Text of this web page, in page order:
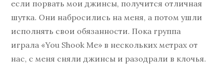
если порвать мои джинсы, получится отличная
шутка. Они набросились на меня, а потом ушли
исполнять свои обязанности. Пока группа
играла «You Shook Me» в нескольких метрах от
нас, с меня сняли джинсы и разодрали в клочья.